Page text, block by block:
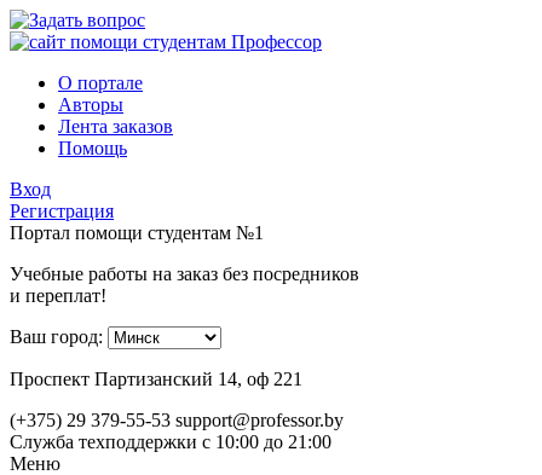
О портале
Авторы
Лента заказов
Помощь
Вход
Регистрация
Портал помощи студентам №1
Учебные работы на заказ без посредников
и переплат!
Ваш город:
Проспект Партизанский 14, оф 221
(+375) 29 379-55-53 support@professor.by
Служба техподдержки с 10:00 до 21:00
Меню